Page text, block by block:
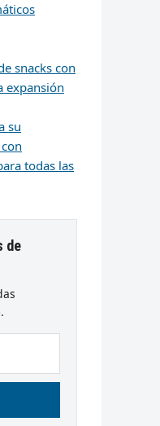
snacks con
expansión
su
todas las
de